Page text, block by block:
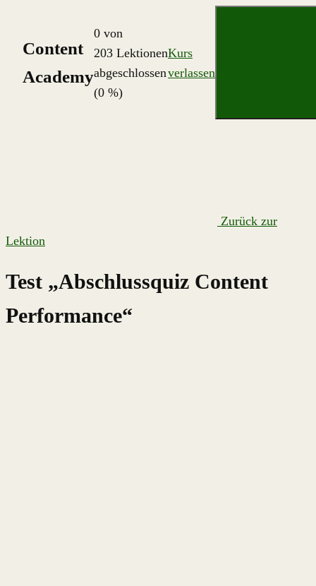
springen
Content
Academy
0 von
203 Lektionen
abgeschlossen
(0 %)
Kurs
verlassen
Zurück zur
Lektion
Test „Abschlussquiz Content
Performance“